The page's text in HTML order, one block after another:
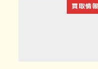
買取情報